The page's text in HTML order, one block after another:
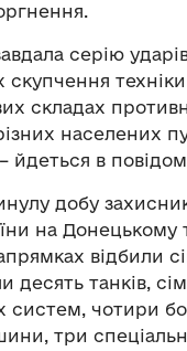
серію
скупчення
складах
населених
в
добу
на Донецькому
відбили
десять танків, сім
систем, чотири
три